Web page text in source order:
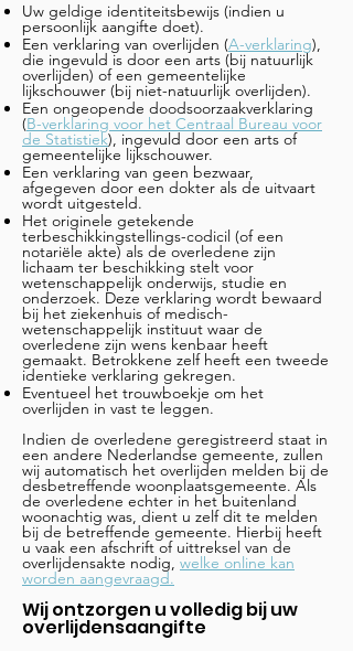
Uw geldige identiteitsbewijs (indien u
persoonlijk aangifte doet).
Een verklaring van overlijden (A-verklaring),
die ingevuld is door een arts (bij natuurlijk
overlijden) of een gemeentelijke
lijkschouwer (bij niet-natuurlijk overlijden).
Een ongeopende doodsoorzaakverklaring
(B-verklaring voor het Centraal Bureau voor
de Statistiek), ingevuld door een arts of
gemeentelijke lijkschouwer.
Een verklaring van geen bezwaar,
afgegeven door een dokter als de uitvaart
wordt uitgesteld.
Het originele getekende
terbeschikkingstellings-codicil (of een
notariële akte) als de overledene zijn
lichaam ter beschikking stelt voor
wetenschappelijk onderwijs, studie en
onderzoek. Deze verklaring wordt bewaard
bij het ziekenhuis of medisch-
wetenschappelijk instituut waar de
overledene zijn wens kenbaar heeft
gemaakt. Betrokkene zelf heeft een tweede
identieke verklaring gekregen.
Eventueel het trouwboekje om het
overlijden in vast te leggen.
Indien de overledene geregistreerd staat in
een andere Nederlandse gemeente, zullen
wij automatisch het overlijden melden bij de
desbetreffende woonplaatsgemeente. Als
de overledene echter in het buitenland
woonachtig was, dient u zelf dit te melden
bij de betreffende gemeente. Hierbij heeft
u vaak een afschrift of uittreksel van de
overlijdensakte nodig, welke online kan
worden aangevraagd.
Wij ontzorgen u volledig bij uw
overlijdensaangifte